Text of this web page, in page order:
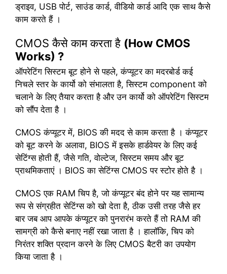
ड्राइव, USB पोर्ट, साउंड कार्ड, वीडियो कार्ड आदि एक साथ कैसे
काम करते हैं ।
CMOS कैसे काम करता है (How CMOS
Works) ?
ऑपरेटिंग सिस्टम बूट होने से पहले, कंप्यूटर का मदरबोर्ड कई
निचले स्तर के कार्यो को संभालता है, सिस्टम component को
चलाने के लिए तैयार करता है और उन कार्यो को ऑपरेटिंग सिस्टम
को सौंप देता है ।
CMOS कंप्यूटर में, BIOS की मदद से काम करता है । कंप्यूटर
को बूट करने के अलावा, BIOS में इसके हार्डवेयर के लिए कई
सेटिंग्स होती हैं, जैसे गति, वोल्टेज, सिस्टम समय और बूट
प्राथमिकताएं । BIOS का सेटिंग्स CMOS पर स्टोर होते है ।
CMOS एक RAM चिप है, जो कंप्यूटर बंद होने पर यह सामान्य
रूप से संग्रहीत सेटिंग्स को खो देता है, ठीक उसी तरह जैसे हर
बार जब आप आपके कंप्यूटर को पुनरारंभ करते हैं तो RAM की
सामग्री को कैसे बनाए नहीं रखा जाता है । हालॉकि, चिप को
निरंतर शक्ति प्रदान करने के लिए CMOS बैटरी का उपयोग
किया जाता है ।